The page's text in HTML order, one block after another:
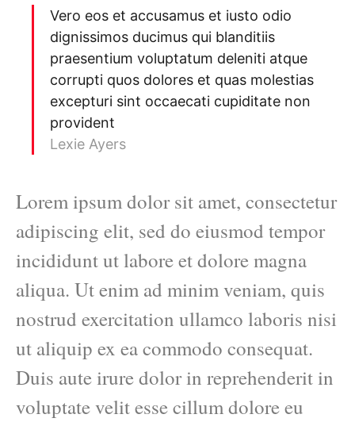
Vero eos et accusamus et iusto odio
dignissimos ducimus qui blanditiis
praesentium voluptatum deleniti atque
corrupti quos dolores et quas molestias
excepturi sint occaecati cupiditate non
provident
Lexie Ayers
Lorem ipsum dolor sit amet, consectetur
adipiscing elit, sed do eiusmod tempor
incididunt ut labore et dolore magna
aliqua. Ut enim ad minim veniam, quis
nostrud exercitation ullamco laboris nisi
ut aliquip ex ea commodo consequat.
Duis aute irure dolor in reprehenderit in
voluptate velit esse cillum dolore eu